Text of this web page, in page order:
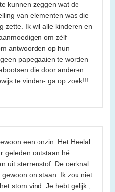
kunnen zeggen wat de
van elementen was die
zette. Ik wil alle kinderen en
om zélf
antwoorden op hun
papegaaien te worden
die door anderen
te vinden- ga op zoek!!!
een onzin. Het Heelal
geleden ontstaan hé.
uit sterrenstof. De oerknal
gewoon ontstaan. Ik zou niet
stom vind. Je hebt gelijk ,